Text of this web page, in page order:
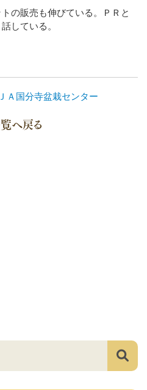
の販売も伸びている。ＰＲと
している。
ＪＡ国分寺盆栽センター
へ戻る